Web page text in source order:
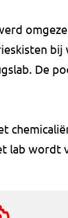
De
lab wordt